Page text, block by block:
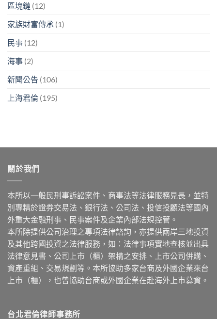
區塊鏈 (12)
家族財富傳承 (1)
民事 (12)
海事 (2)
新聞公告 (106)
上海君倫 (195)
關於我們
本所以一般民刑事訴訟案件、商事法等法律服務見長，並特
別專精於證券交易法、銀行法、公司法、投信投顧法等國內
外重大金融刑事、民事案件及企業內部法規控管。
本所除提供公司治理之專項法律諮詢，亦提供兩岸三地投資
及其他跨國投資之法律服務，如：法律事項實地查核並出具
法律意見書、公司上市（櫃）架構之安排、上市公司併購、
資產重組、交易規劃等。本所協助多家台商及外國企業來台
上市（櫃），也曾協助台商或外國企業在赴海外上市募資。
台北君倫律師事務所